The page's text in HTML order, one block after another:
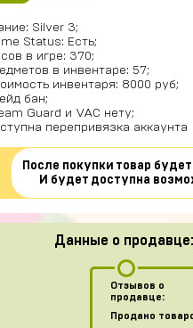
Silver 3;
Status: Есть;
в игре: 370;
в инвентаре: 57;
инвентаря: 8000 руб;
бан;
Guard и VAC нету;
перепривязка аккаунта
После покупки товар
И будет доступна
Данные о продавце:
Отзывов о
продавце:
Продано